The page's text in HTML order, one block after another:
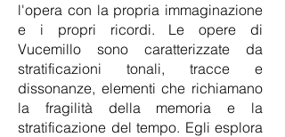
l'opera con la propria immaginazione
e i propri ricordi. Le opere di
Vucemillo sono caratterizzate da
stratificazioni tonali, tracce e
dissonanze, elementi che richiamano
la fragilità della memoria e la
stratificazione del tempo. Egli esplora